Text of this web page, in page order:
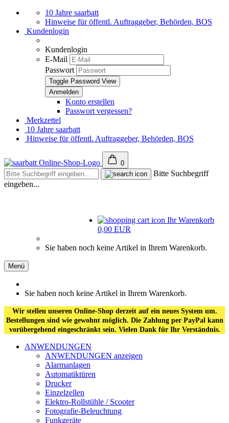
10 Jahre saarbatt
Hinweise für öffentl. Auftraggeber, Behörden, BOS
Kundenlogin
Kundenlogin
E-Mail
Passwort
Toggle Password View
Konto erstellen
Passwort vergessen?
Merkzettel
10 Jahre saarbatt
Hinweise für öffentl. Auftraggeber, Behörden, BOS
0
Bitte Suchbegriff
eingeben...
Ihr Warenkorb
0,00 EUR
Sie haben noch keine Artikel in Ihrem Warenkorb.
Menü
Sie haben noch keine Artikel in Ihrem Warenkorb.
Wir stellen unseren Online-Shop derzeit auf ein neues System um.
Bestellungen sind wie gewohnt möglich. Die Zahlung per PayPal kann
vorübergehend eingeschränkt sein. Vielen Dank für Ihr Verständnis.
ANWENDUNGEN
ANWENDUNGEN anzeigen
Alarmanlagen
Automatiktüren
Drucker
Einzelzellen
Elektro-Rollstühle / Scooter
Fotografie-Beleuchtung
Funkgeräte